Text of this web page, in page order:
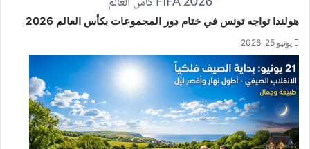
هولندا تواجه تونس في ختام دور المجموعات بكأس العالم 2026
يونيو 25, 2026